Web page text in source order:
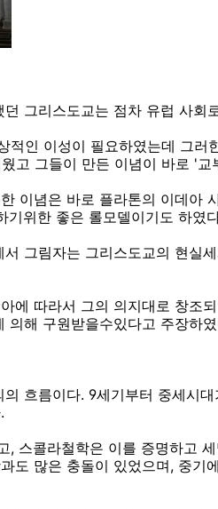
그리스도교는 점차 유럽 사회
적인 이성이 필요하였는데 그러
고 그들이 만든 이념이 바로 '교
이념은 바로 플라톤의 이데아
기위한 좋은 롤모델이기도 하였
그림자는 그리스도교의 현실
에 따라서 그의 의지대로 창조
의해 구원받을수있다고 주장하
흐름이다. 9세기부터 중세시
, 스콜라철학은 이를 증명하고
도 많은 충돌이 있었으며, 중기